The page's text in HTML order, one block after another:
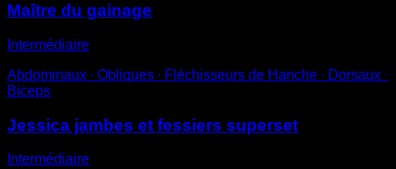
Maître du gainage
Intermédiaire
Abdominaux ∙ Obliques ∙ Fléchisseurs de Hanche ∙ Dorsaux ∙
Biceps
Jessica jambes et fessiers superset
Intermédiaire